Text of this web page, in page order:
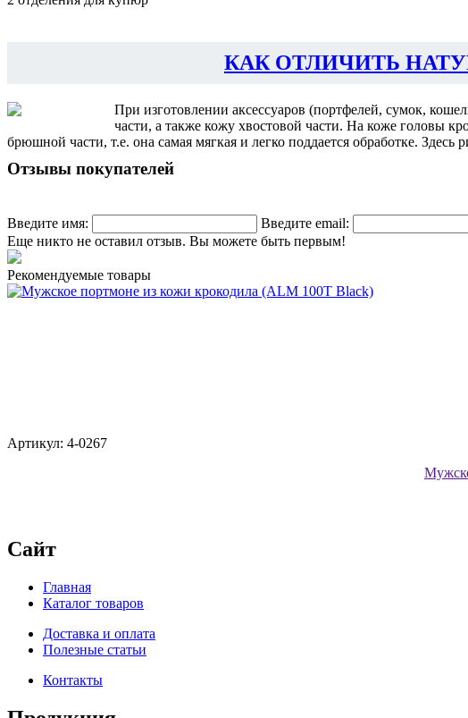
КАК ОТЛИЧИТЬ
При изготовлении аксессуаров (портфелей, сумок,
части, а также кожу хвостовой части. На коже головы
брюшной части, т.е. она самая мягкая и легко поддается обработке.
Отзывы покупателей
Введите имя: Введите email:
Еще никто не оставил отзыв. Вы можете быть первым!
Рекомендуемые товары
Артикул: 4-0267
Сайт
Главная
Каталог товаров
Доставка и оплата
Полезные статьи
Контакты